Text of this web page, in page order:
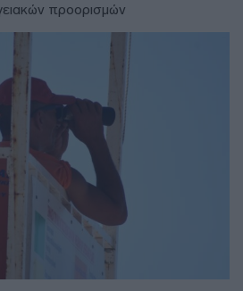
προορισμών